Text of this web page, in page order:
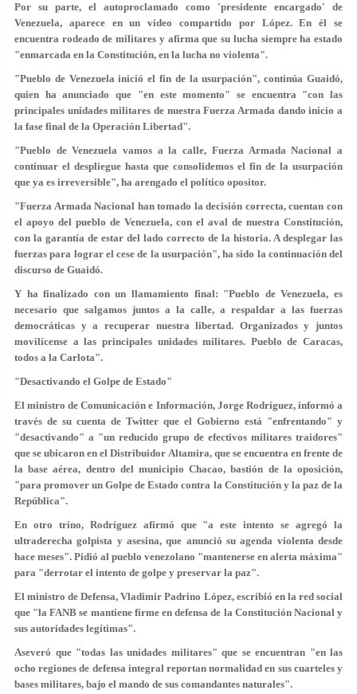
Por su parte, el autoproclamado como 'presidente encargado' de
Venezuela, aparece en un video compartido por López. En él se
encuentra rodeado de militares y afirma que su lucha siempre ha estado
"enmarcada en la Constitución, en la lucha no violenta".
"Pueblo de Venezuela inició el fin de la usurpación", continúa Guaidó,
quien ha anunciado que "en este momento" se encuentra "con las
principales unidades militares de nuestra Fuerza Armada dando inicio a
la fase final de la Operación Libertad".
"Pueblo de Venezuela vamos a la calle, Fuerza Armada Nacional a
continuar el despliegue hasta que consolidemos el fin de la usurpación
que ya es irreversible", ha arengado el político opositor.
"Fuerza Armada Nacional han tomado la decisión correcta, cuentan con
el apoyo del pueblo de Venezuela, con el aval de nuestra Constitución,
con la garantía de estar del lado correcto de la historia. A desplegar las
fuerzas para lograr el cese de la usurpación", ha sido la continuación del
discurso de Guaidó.
Y ha finalizado con un llamamiento final: "Pueblo de Venezuela, es
necesario que salgamos juntos a la calle, a respaldar a las fuerzas
democráticas y a recuperar nuestra libertad. Organizados y juntos
movilícense a las principales unidades militares. Pueblo de Caracas,
todos a la Carlota".
"Desactivando el Golpe de Estado"
El ministro de Comunicación e Información, Jorge Rodríguez, informó a
través de su cuenta de Twitter que el Gobierno está "enfrentando" y
"desactivando" a "un reducido grupo de efectivos militares traidores"
que se ubicaron en el Distribuidor Altamira, que se encuentra en frente de
la base aérea, dentro del municipio Chacao, bastión de la oposición,
"para promover un Golpe de Estado contra la Constitución y la paz de la
República".
En otro trino, Rodríguez afirmó que "a este intento se agregó la
ultraderecha golpista y asesina, que anunció su agenda violenta desde
hace meses". Pidió al pueblo venezolano "mantenerse en alerta máxima"
para "derrotar el intento de golpe y preservar la paz".
El ministro de Defensa, Vladimir Padrino López, escribió en la red social
que "la FANB se mantiene firme en defensa de la Constitución Nacional y
sus autoridades legítimas".
Aseveró que "todas las unidades militares" que se encuentran "en las
ocho regiones de defensa integral reportan normalidad en sus cuarteles y
bases militares, bajo el mando de sus comandantes naturales".